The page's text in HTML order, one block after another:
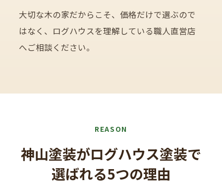
大切な木の家だからこそ、価格だけで選ぶので
はなく、ログハウスを理解している職人直営店
へご相談ください。
REASON
神山塗装がログハウス塗装で
選ばれる5つの理由